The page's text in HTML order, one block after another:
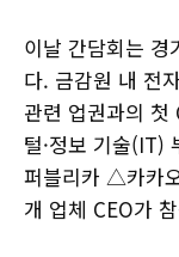
이날 간담회는 경
다. 금감원 내 전
관련 업권과의 첫
털·정보 기술
퍼블리카 △카카
개 업체 CEO가